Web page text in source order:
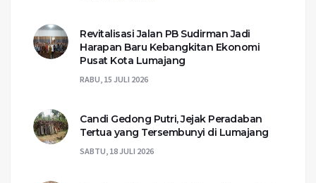
Revitalisasi Jalan PB Sudirman Jadi
Harapan Baru Kebangkitan Ekonomi
Pusat Kota Lumajang
RABU, 15 JULI 2026
Candi Gedong Putri, Jejak Peradaban
Tertua yang Tersembunyi di Lumajang
SABTU, 18 JULI 2026